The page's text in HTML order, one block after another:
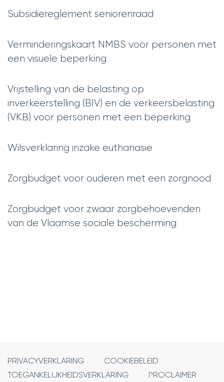
Subsidiereglement seniorenraad
Verminderingskaart NMBS voor personen met
een visuele beperking
Vrijstelling van de belasting op
inverkeerstelling (BIV) en de verkeersbelasting
(VKB) voor personen met een beperking
Wilsverklaring inzake euthanasie
Zorgbudget voor ouderen met een zorgnood
Zorgbudget voor zwaar zorgbehoevenden
van de Vlaamse sociale bescherming
PRIVACYVERKLARING
COOKIEBELEID
TOEGANKELIJKHEIDSVERKLARING
PROCLAIMER